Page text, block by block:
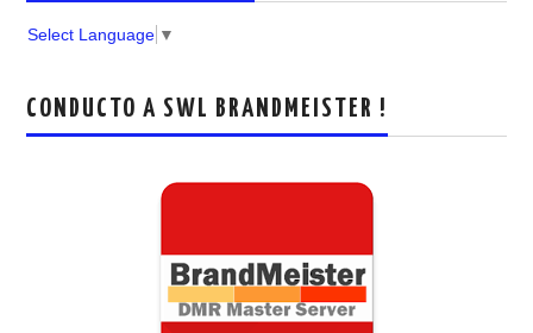
Select Language ▼
CONDUCTO A SWL BRANDMEISTER !